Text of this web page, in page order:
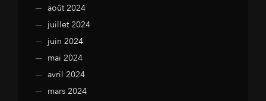
août 2024
juillet 2024
juin 2024
mai 2024
avril 2024
mars 2024